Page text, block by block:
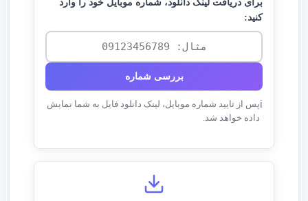
برای دریافت لینک دانلود، شماره موبایل خود را وارد
کنید:
بررسی شماره
ℹ️پس از تایید شماره موبایل، لینک دانلود فایل به شما نمایش
داده خواهد شد.